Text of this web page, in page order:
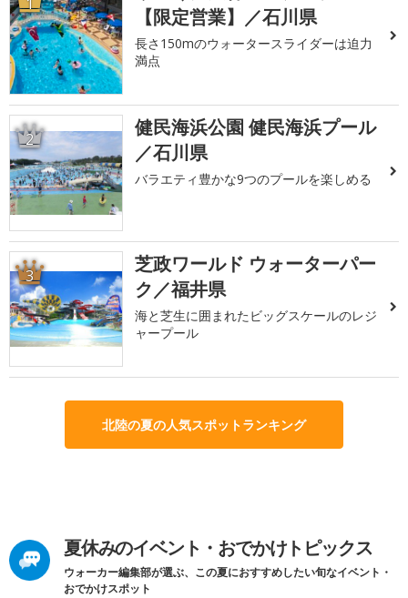
【限定営業】／石川県
長さ150mのウォータースライダーは迫力
満点
2
健民海浜公園 健民海浜プール
／石川県
バラエティ豊かな9つのプールを楽しめる
3
芝政ワールド ウォーターパー
ク／福井県
海と芝生に囲まれたビッグスケールのレジ
ャープール
北陸の夏の人気スポットランキング
夏休みのイベント・おでかけトピックス
ウォーカー編集部が選ぶ、この夏におすすめしたい旬なイベント・
おでかけスポット